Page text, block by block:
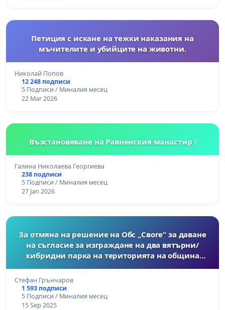
Петиция с искане на тежки наказания на
мъчителите и убийците на животни.
Николай Попов
12 248 подписи
5 Подписи / Миналия месец
22 Mar 2026
Възстановяване на Равненския манастир !
Галина Николаева Георгиева
238 подписи
5 Подписи / Миналия месец
27 Jan 2026
За отмяна на решение на Обс „Своге“ за даване
на съгласие за изграждане на два вятърни/
хибридни парка на територията на община
Стефан Грънчаров
1 593 подписи
5 Подписи / Миналия месец
15 Sep 2025